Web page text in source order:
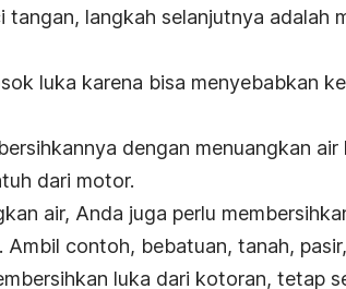
tangan, langkah selanjutnya adalah
luka karena bisa menyebabkan
dengan menuangkan
dari motor.
air, Anda juga perlu
Ambil contoh, bebatuan, tanah,
luka dari kotoran, tetap